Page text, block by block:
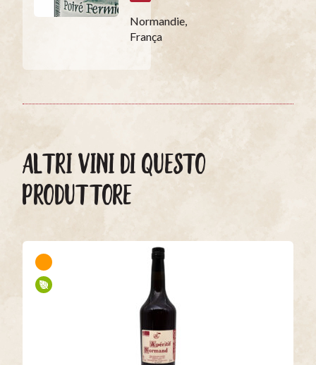
Normandie,
França
ALTRI VINI DI QUESTO
PRODUTTORE